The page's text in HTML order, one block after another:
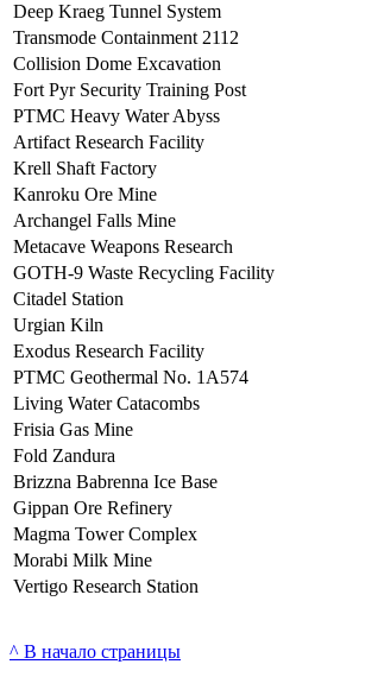
Deep Kraeg Tunnel System
Transmode Containment 2112
Collision Dome Excavation
Fort Pyr Security Training Post
PTMC Heavy Water Abyss
Artifact Research Facility
Krell Shaft Factory
Kanroku Ore Mine
Archangel Falls Mine
Metacave Weapons Research
GOTH-9 Waste Recycling Facility
Citadel Station
Urgian Kiln
Exodus Research Facility
PTMC Geothermal No. 1A574
Living Water Catacombs
Frisia Gas Mine
Fold Zandura
Brizzna Babrenna Ice Base
Gippan Ore Refinery
Magma Tower Complex
Morabi Milk Mine
Vertigo Research Station
^ В начало страницы